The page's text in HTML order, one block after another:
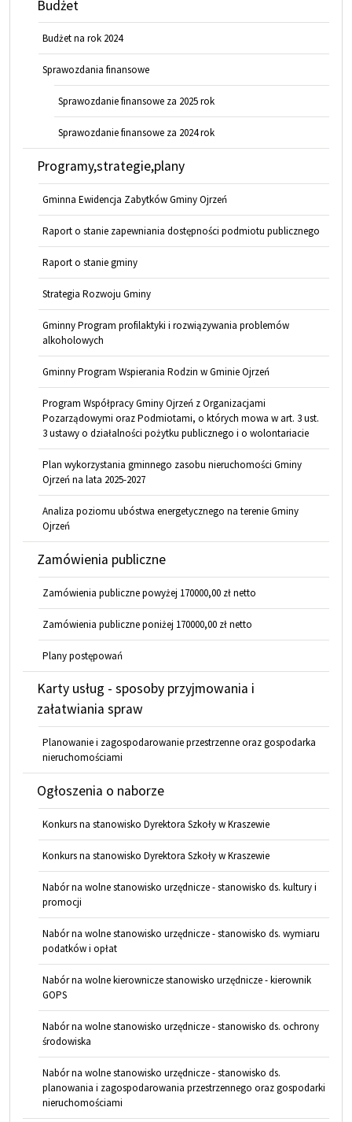
Budżet
Budżet na rok 2024
Sprawozdania finansowe
Sprawozdanie finansowe za 2025 rok
Sprawozdanie finansowe za 2024 rok
Programy,strategie,plany
Gminna Ewidencja Zabytków Gminy Ojrzeń
Raport o stanie zapewniania dostępności podmiotu publicznego
Raport o stanie gminy
Strategia Rozwoju Gminy
Gminny Program profilaktyki i rozwiązywania problemów
alkoholowych
Gminny Program Wspierania Rodzin w Gminie Ojrzeń
Program Współpracy Gminy Ojrzeń z Organizacjami
Pozarządowymi oraz Podmiotami, o których mowa w art. 3 ust.
3 ustawy o działalności pożytku publicznego i o wolontariacie
Plan wykorzystania gminnego zasobu nieruchomości Gminy
Ojrzeń na lata 2025-2027
Analiza poziomu ubóstwa energetycznego na terenie Gminy
Ojrzeń
Zamówienia publiczne
Zamówienia publiczne powyżej 170000,00 zł netto
Zamówienia publiczne poniżej 170000,00 zł netto
Plany postępowań
Karty usług - sposoby przyjmowania i
załatwiania spraw
Planowanie i zagospodarowanie przestrzenne oraz gospodarka
nieruchomościami
Ogłoszenia o naborze
Konkurs na stanowisko Dyrektora Szkoły w Kraszewie
Konkurs na stanowisko Dyrektora Szkoły w Kraszewie
Nabór na wolne stanowisko urzędnicze - stanowisko ds. kultury i
promocji
Nabór na wolne stanowisko urzędnicze - stanowisko ds. wymiaru
podatków i opłat
Nabór na wolne kierownicze stanowisko urzędnicze - kierownik
GOPS
Nabór na wolne stanowisko urzędnicze - stanowisko ds. ochrony
środowiska
Nabór na wolne stanowisko urzędnicze - stanowisko ds.
planowania i zagospodarowania przestrzennego oraz gospodarki
nieruchomościami